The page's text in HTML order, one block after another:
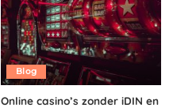
Blog
Online casino’s zonder iDIN en